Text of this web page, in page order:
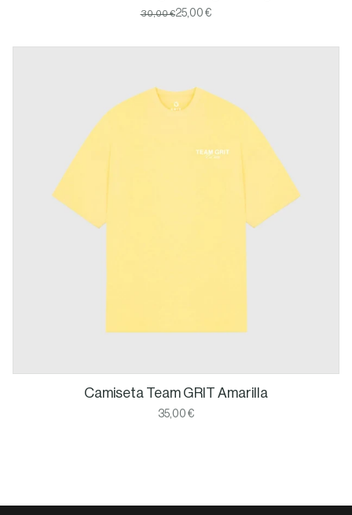
30,00 €25,00 €
Camiseta Team GRIT Amarilla
35,00 €